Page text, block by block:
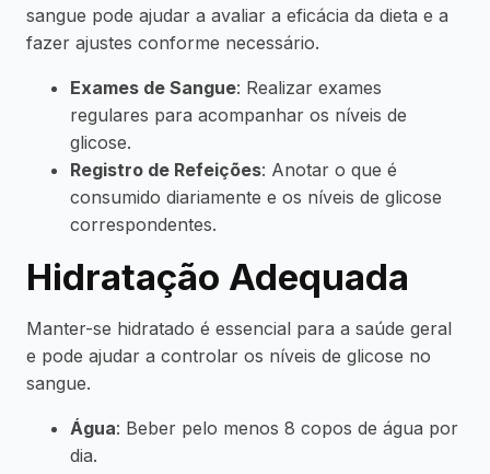
sangue pode ajudar a avaliar a eficácia da dieta e a
fazer ajustes conforme necessário.
Exames de Sangue: Realizar exames
regulares para acompanhar os níveis de
glicose.
Registro de Refeições: Anotar o que é
consumido diariamente e os níveis de glicose
correspondentes.
Hidratação Adequada
Manter-se hidratado é essencial para a saúde geral
e pode ajudar a controlar os níveis de glicose no
sangue.
Água: Beber pelo menos 8 copos de água por
dia.